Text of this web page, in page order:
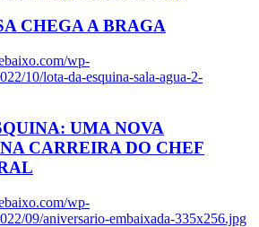
CHEGA A BRAGA
wp-
10/lota-da-esquina-sala-agua-2-
UMA NOVA
CARREIRA DO CHEF
wp-
09/aniversario-embaixada-335x256.jpg